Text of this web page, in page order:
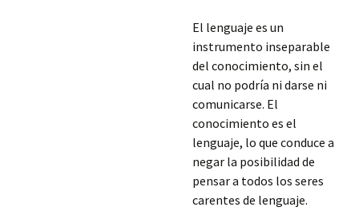
El lenguaje es un
instrumento inseparable
del conocimiento, sin el
cual no podría ni darse ni
comunicarse. El
conocimiento es el
lenguaje, lo que conduce a
negar la posibilidad de
pensar a todos los seres
carentes de lenguaje.